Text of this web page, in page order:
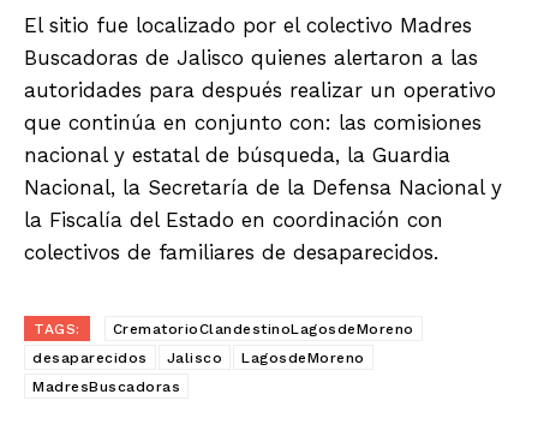
El sitio fue localizado por el colectivo Madres
Buscadoras de Jalisco quienes alertaron a las
autoridades para después realizar un operativo
que continúa en conjunto con: las comisiones
nacional y estatal de búsqueda, la Guardia
Nacional, la Secretaría de la Defensa Nacional y
la Fiscalía del Estado en coordinación con
colectivos de familiares de desaparecidos.
TAGS:
CrematorioClandestinoLagosdeMoreno
desaparecidos
Jalisco
LagosdeMoreno
MadresBuscadoras